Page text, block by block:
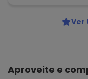
Ver
Aproveite e